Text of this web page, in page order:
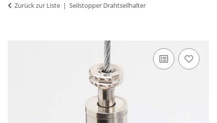
Zurück zur Liste Seilstopper Drahtseilhalter